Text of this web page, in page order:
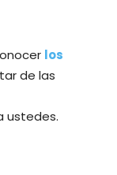
los
de las
ustedes.